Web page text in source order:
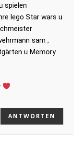
spielen
lego Star wars u
sam ,
u Memory
ANTWORTEN